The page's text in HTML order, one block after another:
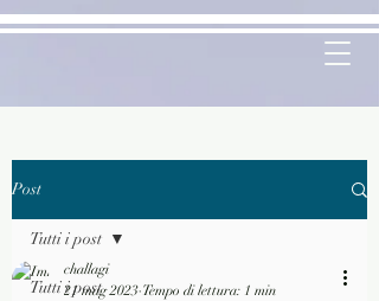
Post
Tutti i post
Tutti i post
challagi
21 mag 2023 Tempo di lettura: 1 min